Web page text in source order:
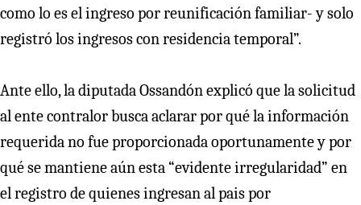
como lo es el ingreso por reunificación familiar- y solo
registró los ingresos con residencia temporal”.
Ante ello, la diputada Ossandón explicó que la solicitud
al ente contralor busca aclarar por qué la información
requerida no fue proporcionada oportunamente y por
qué se mantiene aún esta “evidente irregularidad” en
el registro de quienes ingresan al pais por